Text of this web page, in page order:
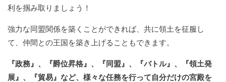
利を掴み取りましょう！
強力な同盟関係を築くことができれば、共に領土を征服し
て、仲間との王国を築き上げることもできます。
『政務』、『爵位昇格』、『同盟』、『バトル』、『領土発
展』、『貿易』など、様々な任務を行って自分だけの宮殿を